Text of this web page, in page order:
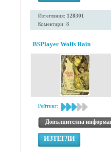
Изтегляния: 128301
Коментари: 8
BSPlayer Wolfs Rain
Рейтинг:
Допълнителна
ИЗТЕГЛИ